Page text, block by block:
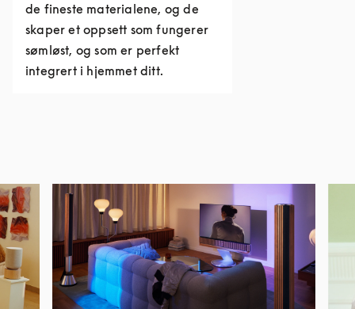
de fineste materialene, og de
skaper et oppsett som fungerer
sømløst, og som er perfekt
integrert i hjemmet ditt.